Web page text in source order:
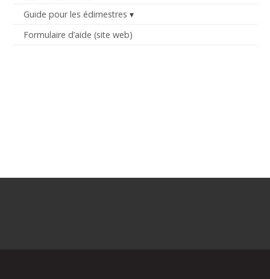
Guide pour les édimestres
Formulaire d’aide (site web)